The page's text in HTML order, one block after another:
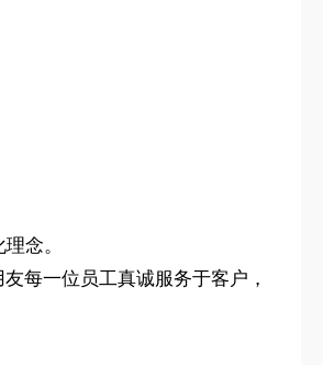
念。
每一位员工真诚服务于客户，